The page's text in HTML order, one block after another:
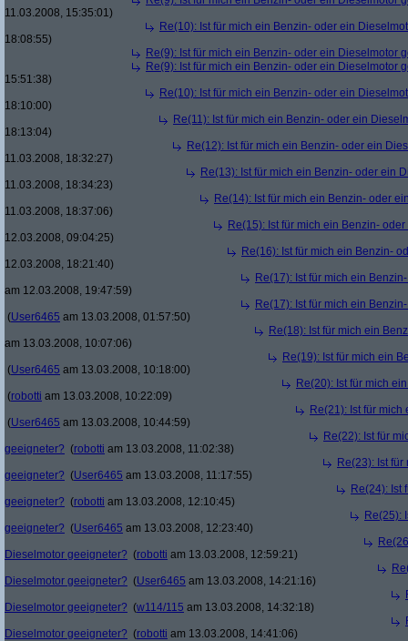
11.03.2008, 15:35:01)
Re(10): Ist für mich ein Benzin- oder ein
18:08:55)
Re(9): Ist für mich ein Benzin- oder ein Dieselmotor
Re(9): Ist für mich ein Benzin- oder ein Dieselmotor
15:51:38)
Re(10): Ist für mich ein Benzin- oder ein
18:10:00)
Re(11): Ist für mich ein Benzin- oder ein
18:13:04)
Re(12): Ist für mich ein Benzin- oder ein
11.03.2008, 18:32:27)
Re(13): Ist für mich ein Benzin- oder ein
11.03.2008, 18:34:23)
Re(14): Ist für mich ein Benzin- oder
11.03.2008, 18:37:06)
Re(15): Ist für mich ein Benzin-
12.03.2008, 09:04:25)
Re(16): Ist für mich ein Benzin-
12.03.2008, 18:21:40)
Re(17): Ist für mich ein
am 12.03.2008, 19:47:59)
Re(17): Ist für mich ein
(User6465 am 13.03.2008, 01:57:50)
Re(18): Ist für mich ein
am 13.03.2008, 10:07:06)
Re(19): Ist für mich ein
(User6465 am 13.03.2008, 10:18:00)
Re(20): Ist für mich
(robotti am 13.03.2008, 10:22:09)
Re(21): Ist für
(User6465 am 13.03.2008, 10:44:59)
Re(22): Ist für
geeigneter? (robotti am 13.03.2008, 11:02:38)
Re(23): Ist
geeigneter? (User6465 am 13.03.2008, 11:17:55)
Re(24): Ist
geeigneter? (robotti am 13.03.2008, 12:10:45)
Re(25):
geeigneter? (User6465 am 13.03.2008, 12:23:40)
Dieselmotor geeigneter? (robotti am 13.03.2008, 12:59:21)
Dieselmotor geeigneter? (User6465 am 13.03.2008, 14:21:16)
Dieselmotor geeigneter? (w114/115 am 13.03.2008, 14:32:18)
Dieselmotor geeigneter? (robotti am 13.03.2008, 14:41:06)